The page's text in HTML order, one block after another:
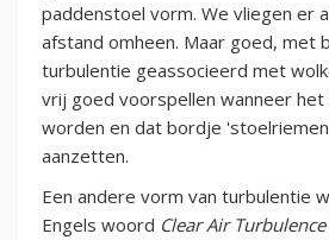
paddenstoel vorm. We vliegen er
afstand omheen. Maar goed, met
turbulentie geassocieerd met
vrij goed voorspellen wanneer
worden en dat bordje
aanzetten.
Een andere vorm van turbulentie
Engels woord Clear Air Turbulence